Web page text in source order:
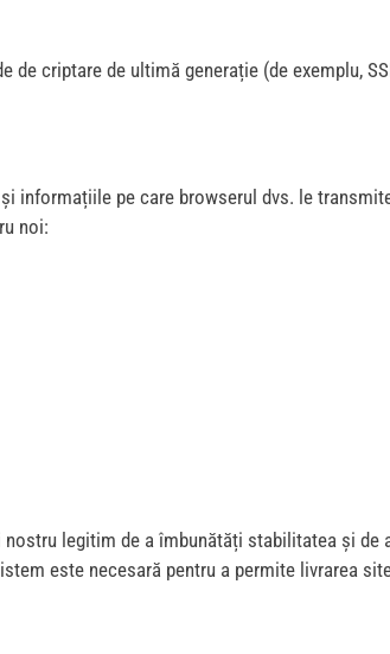
criptare de ultimă generație (de exemplu,
pe care browserul dvs. le
noi:
legitim de a îmbunătăți stabilitatea și
este necesară pentru a permite livrarea